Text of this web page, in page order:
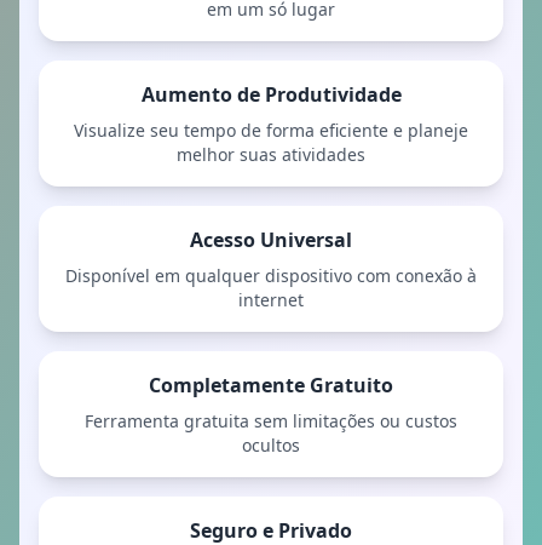
em um só lugar
Aumento de Produtividade
Visualize seu tempo de forma eficiente e planeje
melhor suas atividades
Acesso Universal
Disponível em qualquer dispositivo com conexão à
internet
Completamente Gratuito
Ferramenta gratuita sem limitações ou custos
ocultos
Seguro e Privado